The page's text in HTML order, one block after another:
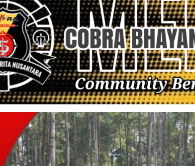
Diimbau
Tidak
Main
Hakim
Sendiri